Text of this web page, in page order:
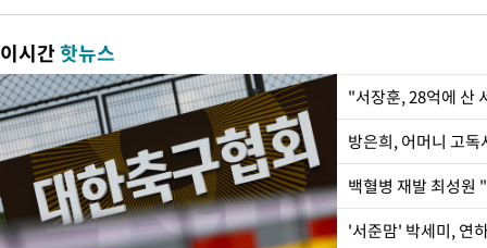
이시간핫뉴스
"서장훈, 28억에 산
방은희, 어머니 고
백혈병 재발 최성원
'서준맘' 박세미, 연